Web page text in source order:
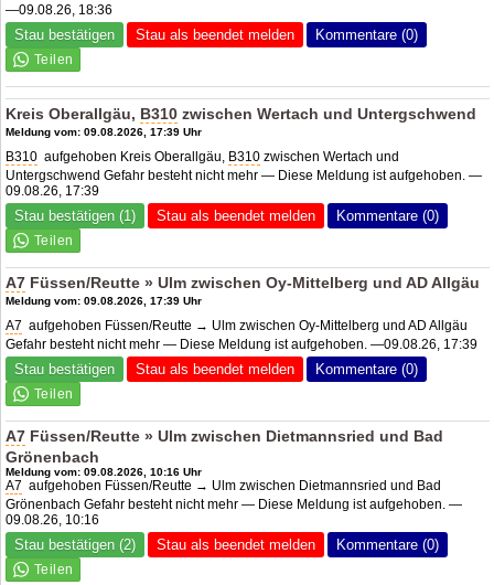
—09.08.26, 18:36
Stau bestätigen Stau als beendet melden Kommentare (0)
Kreis Oberallgäu, B310 zwischen Wertach und Untergschwend
Meldung vom: 09.08.2026, 17:39 Uhr
B310 aufgehoben Kreis Oberallgäu, B310 zwischen Wertach und
Untergschwend Gefahr besteht nicht mehr — Diese Meldung ist aufgehoben. —
09.08.26, 17:39
Stau bestätigen (1) Stau als beendet melden Kommentare (0)
A7 Füssen/Reutte » Ulm zwischen Oy-Mittelberg undAD Allgäu
Meldung vom: 09.08.2026, 17:39 Uhr
A7 aufgehoben Füssen/Reutte → Ulm zwischen Oy-Mittelberg und AD Allgäu
Gefahr besteht nicht mehr — Diese Meldung ist aufgehoben. —09.08.26, 17:39
Stau bestätigen Stau als beendet melden Kommentare (0)
A7 Füssen/Reutte » Ulm zwischen Dietmannsried und Bad
Grönenbach
Meldung vom: 09.08.2026, 10:16 Uhr
A7 aufgehoben Füssen/Reutte → Ulm zwischen Dietmannsried und Bad
Grönenbach Gefahr besteht nicht mehr — Diese Meldung ist aufgehoben. —
09.08.26, 10:16
Stau bestätigen (2) Stau als beendet melden Kommentare (0)